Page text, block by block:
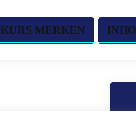
KURS MERKEN